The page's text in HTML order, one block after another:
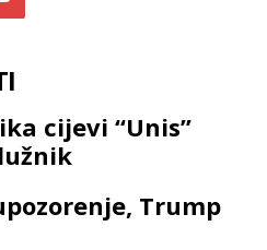
cijevi “Unis”
Trump